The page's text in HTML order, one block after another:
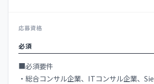
応募資格
必須
■必須要件
・総合コンサル企業、ITコンサル企業、